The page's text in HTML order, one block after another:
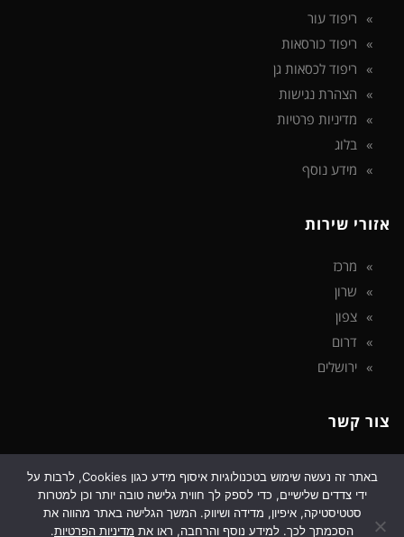
ריפוד עור
ריפוד כורסאות
ריפוד לכסאות גן
הצהרת נגישות
מדיניות פרטיות
בלוג
מידע נוסף
אזורי שירות
מרכז
שרון
צפון
דרום
ירושלים
צור קשר
טלפון: 072-326-4376
דוא"ל: support@ripod.co.il
באתר זה נעשה שימוש בטכנולוגיות איסוף מידע כגון Cookies, לרבות על
ידי צדדים שלישיים, כדי לספק לך חווית גלישה טובה יותר וכן למטרות
סטטיסטיקה, איפיון, מדידה ושיווק. המשך הגלישה באתר מהווה את
הסכמתך לכך. למידע נוסף והרחבה, ראו את מדיניות הפרטיות.